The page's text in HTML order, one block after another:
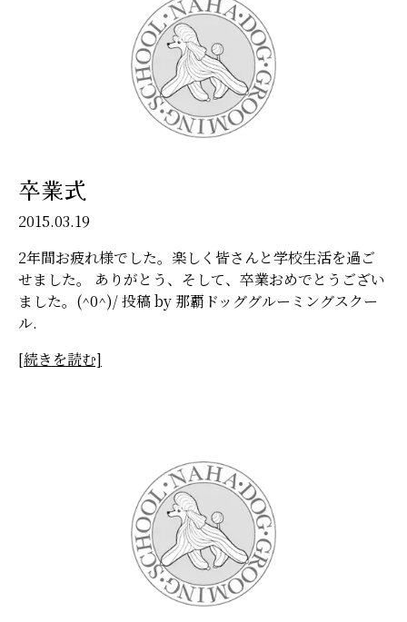
卒業式
2015.03.19
2年間お疲れ様でした。楽しく皆さんと学校生活を過ご
せました。 ありがとう、そして、卒業おめでとうござい
ました。(^0^)/ 投稿 by 那覇ドッググルーミングスクー
ル.
[続きを読む]